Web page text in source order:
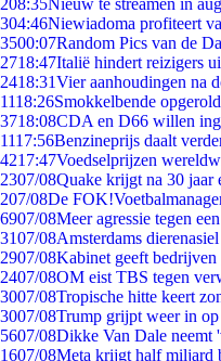
208:35Nieuw te streamen in
304:46Niewiadoma profiteert
3500:07Random Pics van de
2718:47Italië hindert reizigers
2418:31Vier aanhoudingen na
1118:26Smokkelbende
3718:08CDA en D66 willen
1117:56Benzineprijs daalt
4217:47Voedselprijzen
2307/08Quake krijgt na 30 jaar
207/08De
6907/08Meer agressie tegen
3107/08Amsterdams
2907/08Kabinet geeft bedrijven
2407/08OM eist TBS tegen
3007/08Tropische hitte keert
3007/08Trump grijpt weer in op
5607/08Dikke Van Dale neemt
1607/08Meta krijgt half miljard